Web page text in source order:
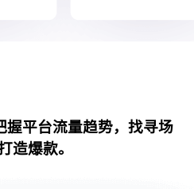
握平台流量趋势，找寻场
造爆款。